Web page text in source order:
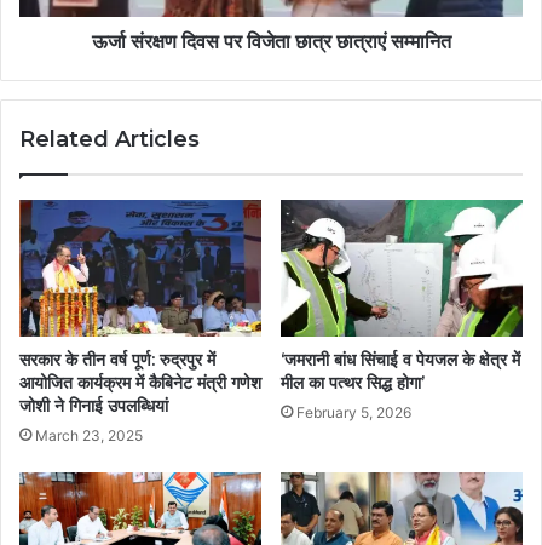
ऊर्जा संरक्षण दिवस पर विजेता छात्र छात्राएं सम्मानित
Related Articles
सरकार के तीन वर्ष पूर्ण: रुद्रपुर में
आयोजित कार्यक्रम में कैबिनेट मंत्री गणेश
जोशी ने गिनाई उपलब्धियां
March 23, 2025
‘जमरानी बांध सिंचाई व पेयजल के क्षेत्र में
मील का पत्थर सिद्ध होगा’
February 5, 2026